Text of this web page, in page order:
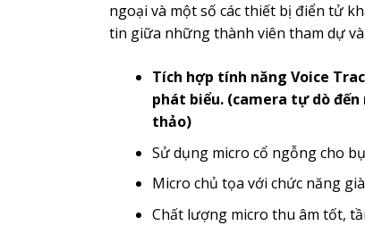
ngoại và một số các thiết bị điển tử
tin giữa những thành viên tham dự
Tích hợp tính năng Voice
phát biểu. (camera tự dò
thảo)
Sử dụng micro cổ ngỗng cho
Micro chủ tọa với chức năng
Chất lượng micro thu âm tốt,